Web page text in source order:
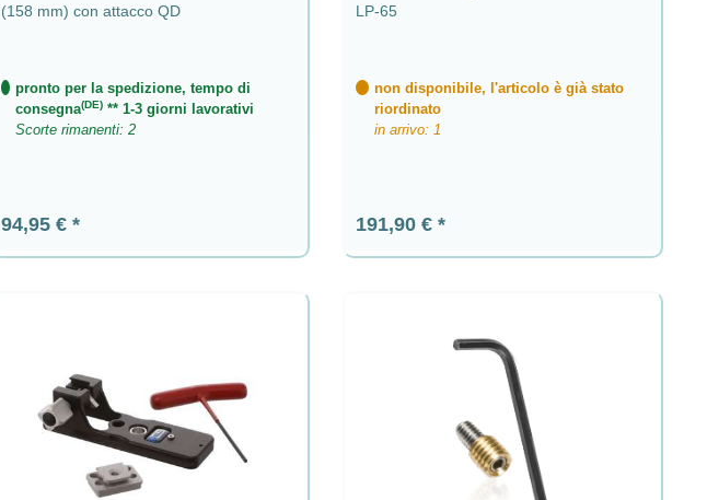
(158 mm) con attacco QD
pronto per la spedizione, tempo di
consegna(DE) ** 1-3 giorni lavorativi
Scorte rimanenti: 2
Prezzo normale:
94,95 €
LP-65
non disponibile, l'articolo è già stato
riordinato
in arrivo: 1
Prezzo normale:
191,90 €